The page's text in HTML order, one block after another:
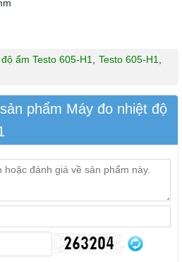
ẩm Testo 605-H1, Testo 605-H1,
phẩm Máy đo nhiệt độ